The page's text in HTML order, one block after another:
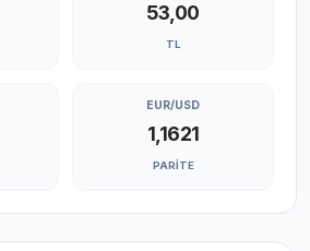
53,00
TL
EUR/USD
1,1621
PARITE